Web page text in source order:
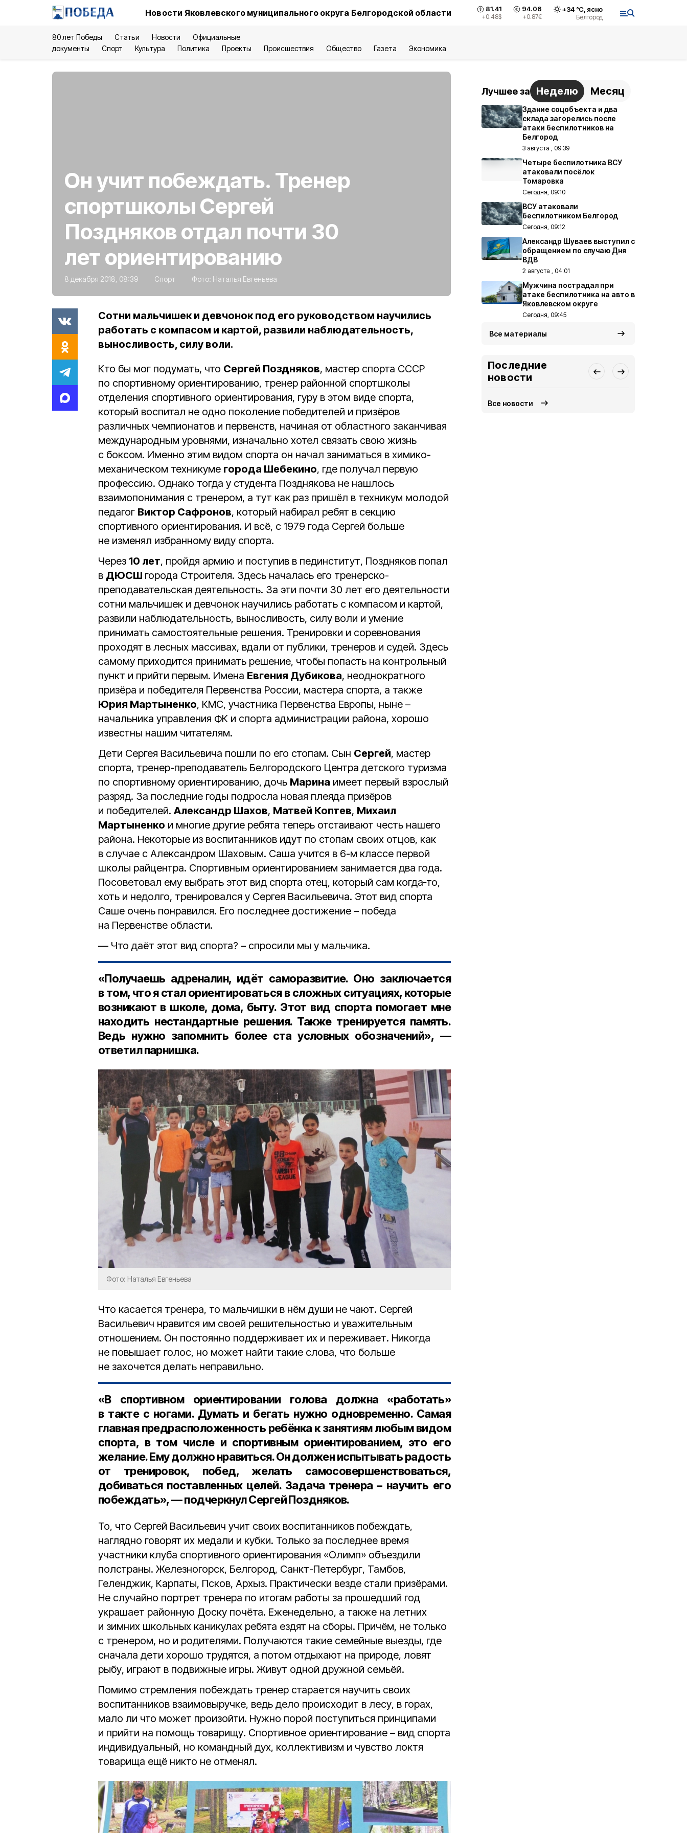
Новости Яковлевского муниципального округа Белгородской области 81.41
+0.48$
94.06
+0.87€
+34°С, ясно
Белгород
80 лет Победы Статьи Новости
Официальные
документы
Спорт Культура Политика Проекты Происшествия Общество Газета Экономика
Он учит побеждать. Тренер
спортшколы Сергей
Поздняков отдал почти 30
лет ориентированию
8 декабря 2018, 08:39 Спорт Фото: Наталья Евгеньева
Сотни мальчишек и девчонок под его руководством научились
работать с компасом и картой, развили наблюдательность,
выносливость, силу воли.
Кто бы мог подумать, что Сергей Поздняков, мастер спорта СССР
по спортивному ориентированию, тренер районной спортшколы
отделения спортивного ориентирования, гуру в этом виде спорта,
который воспитал не одно поколение победителей и призёров
различных чемпионатов и первенств, начиная от областного заканчивая
международным уровнями, изначально хотел связать свою жизнь
с боксом. Именно этим видом спорта он начал заниматься в химико-
механическом техникуме города Шебекино, где получал первую
профессию. Однако тогда у студента Позднякова не нашлось
взаимопонимания с тренером, а тут как раз пришёл в техникум молодой
педагог Виктор Сафронов, который набирал ребят в секцию
спортивного ориентирования. И всё, с 1979 года Сергей больше
не изменял избранному виду спорта.
Через 10 лет, пройдя армию и поступив в пединститут, Поздняков попал
в ДЮСШ города Строителя. Здесь началась его тренерско-
преподавательская деятельность. За эти почти 30 лет его деятельности
сотни мальчишек и девчонок научились работать с компасом и картой,
развили наблюдательность, выносливость, силу воли и умение
принимать самостоятельные решения. Тренировки и соревнования
проходят в лесных массивах, вдали от публики, тренеров и судей. Здесь
самому приходится принимать решение, чтобы попасть на контрольный
пункт и прийти первым. Имена Евгения Дубикова, неоднократного
призёра и победителя Первенства России, мастера спорта, а также
Юрия Мартыненко, КМС, участника Первенства Европы, ныне –
начальника управления ФК и спорта администрации района, хорошо
известны нашим читателям.
Дети Сергея Васильевича пошли по его стопам. Сын Сергей, мастер
спорта, тренер-преподаватель Белгородского Центра детского туризма
по спортивному ориентированию, дочь Марина имеет первый взрослый
разряд. За последние годы подросла новая плеяда призёров
и победителей. Александр Шахов, Матвей Коптев, Михаил
Мартыненко и многие другие ребята теперь отстаивают честь нашего
района. Некоторые из воспитанников идут по стопам своих отцов, как
в случае с Александром Шаховым. Саша учится в 6-м классе первой
школы райцентра. Спортивным ориентированием занимается два года.
Посоветовал ему выбрать этот вид спорта отец, который сам когда‑то,
хоть и недолго, тренировался у Сергея Васильевича. Этот вид спорта
Саше очень понравился. Его последнее достижение – победа
на Первенстве области.
— Что даёт этот вид спорта? – спросили мы у мальчика.
«Получаешь адреналин, идёт саморазвитие. Оно заключается
в том, что я стал ориентироваться в сложных ситуациях, которые
возникают в школе, дома, быту. Этот вид спорта помогает мне
находить нестандартные решения. Также тренируется память.
Ведь нужно запомнить более ста условных обозначений», —
ответил парнишка.
Фото: Наталья Евгеньева
Что касается тренера, то мальчишки в нём души не чают. Сергей
Васильевич нравится им своей решительностью и уважительным
отношением. Он постоянно поддерживает их и переживает. Никогда
не повышает голос, но может найти такие слова, что больше
не захочется делать неправильно.
«В спортивном ориентировании голова должна «работать»
в такте с ногами. Думать и бегать нужно одновременно. Самая
главная предрасположенность ребёнка к занятиям любым видом
спорта, в том числе и спортивным ориентированием, это его
желание. Ему должно нравиться. Он должен испытывать радость
от тренировок, побед, желать самосовершенствоваться,
добиваться поставленных целей. Задача тренера – научить его
побеждать», — подчеркнул Сергей Поздняков.
То, что Сергей Васильевич учит своих воспитанников побеждать,
наглядно говорят их медали и кубки. Только за последнее время
участники клуба спортивного ориентирования «Олимп» объездили
полстраны. Железногорск, Белгород, Санкт-Петербург, Тамбов,
Геленджик, Карпаты, Псков, Архыз. Практически везде стали призёрами.
Не случайно портрет тренера по итогам работы за прошедший год
украшает районную Доску почёта. Еженедельно, а также на летних
и зимних школьных каникулах ребята ездят на сборы. Причём, не только
с тренером, но и родителями. Получаются такие семейные выезды, где
сначала дети хорошо трудятся, а потом отдыхают на природе, ловят
рыбу, играют в подвижные игры. Живут одной дружной семьёй.
Помимо стремления побеждать тренер старается научить своих
воспитанников взаимовыручке, ведь дело происходит в лесу, в горах,
мало ли что может произойти. Нужно порой поступиться принципами
и прийти на помощь товарищу. Спортивное ориентирование – вид спорта
индивидуальный, но командный дух, коллективизм и чувство локтя
товарища ещё никто не отменял.
Лучшее за Неделю Месяц
Здание соцобъекта и два
склада загорелись после
атаки беспилотников на
Белгород
3 августа , 09:39
Четыре беспилотника ВСУ
атаковали посёлок
Томаровка
Сегодня, 09:10
ВСУ атаковали
беспилотником Белгород
Сегодня, 09:12
Александр Шуваев выступил с
обращением по случаю Дня
ВДВ
2 августа , 04:01
Мужчина пострадал при
атаке беспилотника на авто в
Яковлевском округе
Сегодня, 09:45
Все материалы
Последние
новости
Все новости